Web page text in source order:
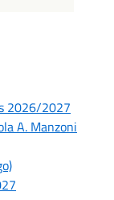
2026/2027
A. Manzoni